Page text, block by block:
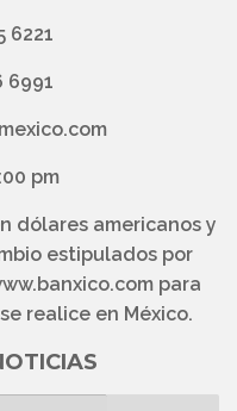
6221
6991
pm
dólares americanos y
estipulados por
para
realice en México.